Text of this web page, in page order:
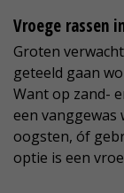
Vroege rassen
Groten
geteeld gaan
Want op zand-
een
oogsten, óf
optie is een